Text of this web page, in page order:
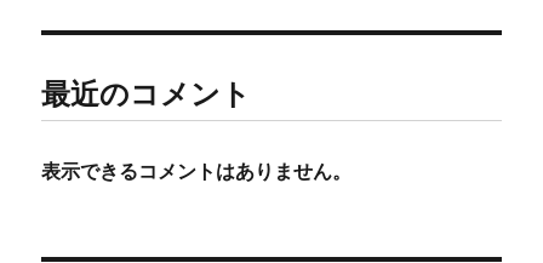
最近のコメント
表示できるコメントはありません。